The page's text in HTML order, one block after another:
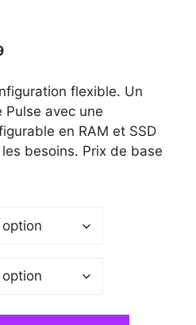
Plage
prix :
€876,79
à
€1.239,79
flexible. Un
Pulse avec une
en RAM et SSD
besoins. Prix de base